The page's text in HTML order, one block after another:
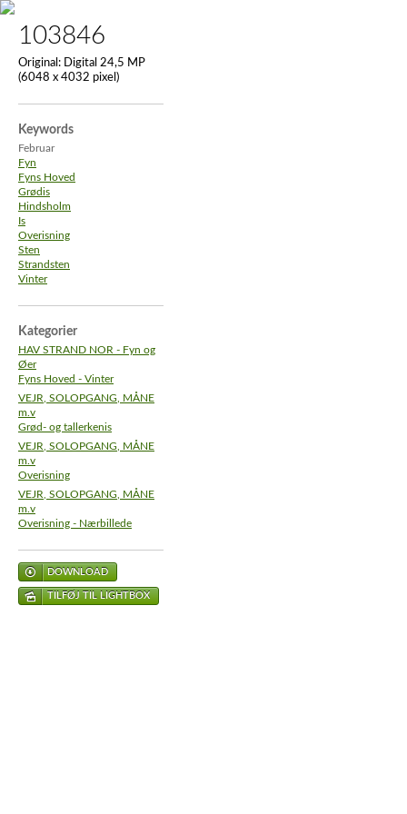
103846
Original: Digital 24,5 MP
(6048 x 4032 pixel)
Keywords
Februar
Fyn
Fyns Hoved
Grødis
Hindsholm
Is
Overisning
Sten
Strandsten
Vinter
Kategorier
HAV STRAND NOR - Fyn og
Øer
Fyns Hoved - Vinter
VEJR, SOLOPGANG, MÅNE
m.v
Grød- og tallerkenis
VEJR, SOLOPGANG, MÅNE
m.v
Overisning
VEJR, SOLOPGANG, MÅNE
m.v
Overisning - Nærbillede
DOWNLOAD
TILFØJ TIL LIGHTBOX